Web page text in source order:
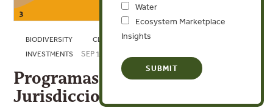
BIODIVERSITY CLIMATE COMMUNITIES
INVESTMENTS
SEP 19, 2025
Programas REDD+
Jurisdiccionales (JREDD+)
Water
Ecosystem Marketplace
Insights